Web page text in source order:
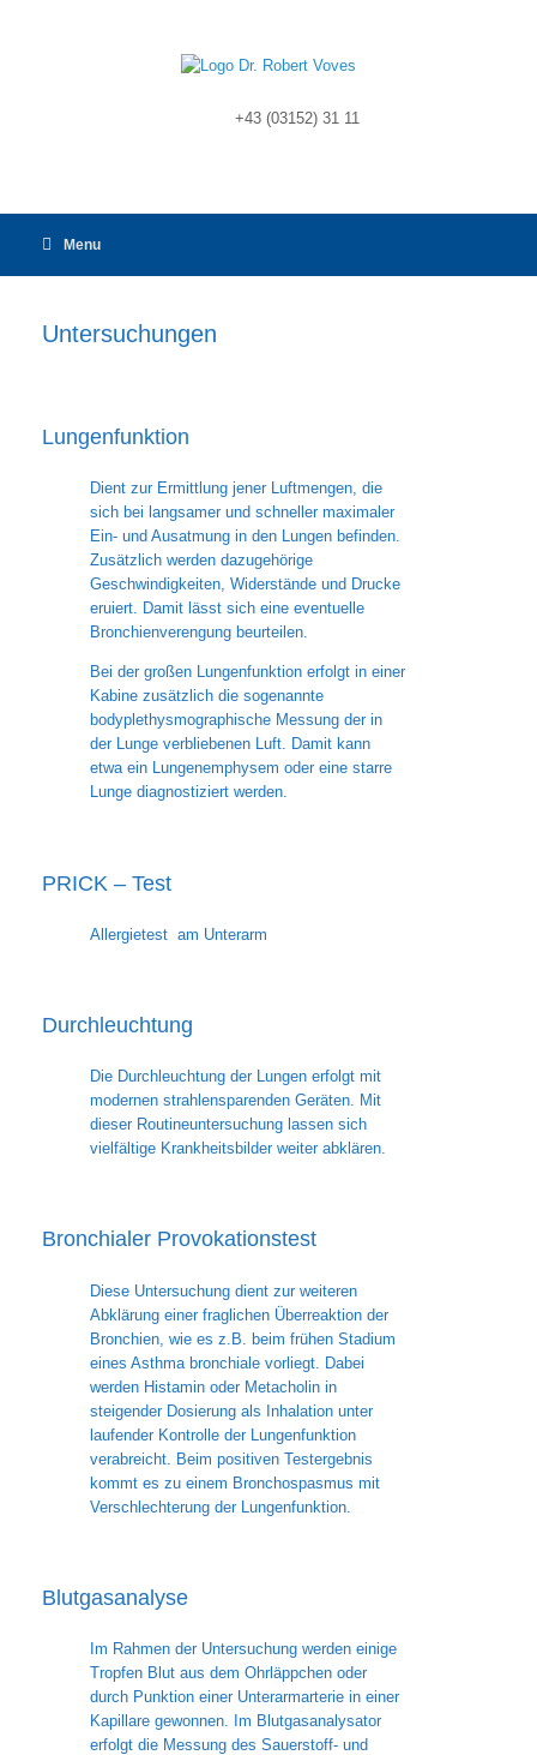
+43 (03152) 31 11
Menu
Untersuchungen
Lungenfunktion
Dient zur Ermittlung jener Luftmengen, die
sich bei langsamer und schneller maximaler
Ein- und Ausatmung in den Lungen befinden.
Zusätzlich werden dazugehörige
Geschwindigkeiten, Widerstände und Drucke
eruiert. Damit lässt sich eine eventuelle
Bronchienverengung beurteilen.
Bei der großen Lungenfunktion erfolgt in einer
Kabine zusätzlich die sogenannte
bodyplethysmographische Messung der in
der Lunge verbliebenen Luft. Damit kann
etwa ein Lungenemphysem oder eine starre
Lunge diagnostiziert werden.
PRICK – Test
Allergietest am Unterarm
Durchleuchtung
Die Durchleuchtung der Lungen erfolgt mit
modernen strahlensparenden Geräten. Mit
dieser Routineuntersuchung lassen sich
vielfältige Krankheitsbilder weiter abklären.
Bronchialer Provokationstest
Diese Untersuchung dient zur weiteren
Abklärung einer fraglichen Überreaktion der
Bronchien, wie es z.B. beim frühen Stadium
eines Asthma bronchiale vorliegt. Dabei
werden Histamin oder Metacholin in
steigender Dosierung als Inhalation unter
laufender Kontrolle der Lungenfunktion
verabreicht. Beim positiven Testergebnis
kommt es zu einem Bronchospasmus mit
Verschlechterung der Lungenfunktion.
Blutgasanalyse
Im Rahmen der Untersuchung werden einige
Tropfen Blut aus dem Ohrläppchen oder
durch Punktion einer Unterarmarterie in einer
Kapillare gewonnen. Im Blutgasanalysator
erfolgt die Messung des Sauerstoff- und